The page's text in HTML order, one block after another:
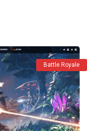
Battle Royale